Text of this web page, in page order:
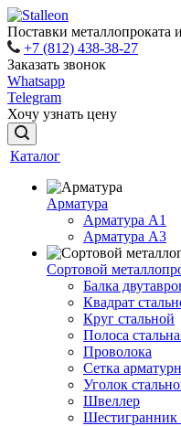
Поставки
+7 (812) 438-38-27
Заказать звонок
Whatsapp
Telegram
Хочу узнать цену
Каталог
Арматура
Арматура A1
Арматура А3
Сортовой
Балка
Квадрат
Круг стальной
Полоса
Проволока
Сетка
Уголок
Швеллер
Шестигранник